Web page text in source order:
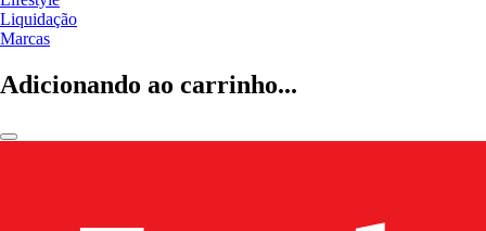
Liquidação
Marcas
Adicionando ao carrinho...